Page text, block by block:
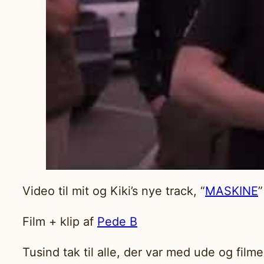
Video til mit og Kiki’s nye track, “MASKINE
Film + klip af Pede B
Tusind tak til alle, der var med ude og